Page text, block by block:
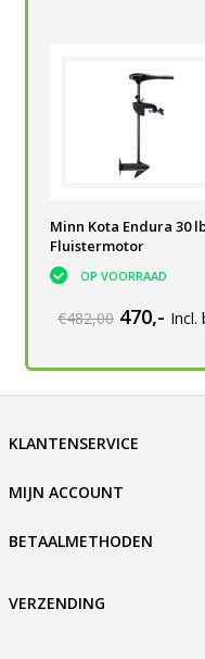
Minn Kota Endura 30
Fluistermotor
OP VOORRAAD
voor elektrische
buitenboordmotor
OP VOORRAAD
€482,00 470,- Incl.
KLANTENSERVICE
MIJN ACCOUNT
BETAALMETHODEN
VERZENDING